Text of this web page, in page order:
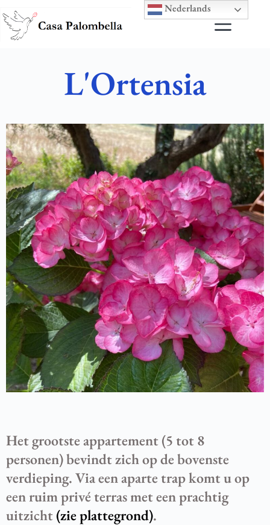
L'Ortensia
Het grootste appartement (5 tot 8
personen) bevindt zich op de bovenste
verdieping. Via een aparte trap komt u op
een ruim privé terras met een prachtig
uitzicht(zie plattegrond).
Nederlands